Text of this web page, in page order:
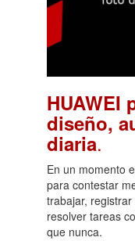
HUAWEI
diseño,
diaria.
En un momento
para contestar
trabajar,
resolver tareas
que nunca.